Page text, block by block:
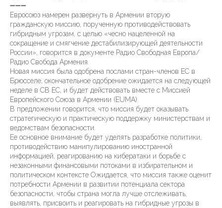
➖➖➖
Евросоюз намерен развернуть в Армении вторую
гражданскую миссию, порученную противодействовать
гибридным угрозам, с целью «чесно нацеленной на
сокращение и смягчение дестабилизирующей деятельности
России», говорится в документе Радио Свободная Европа/
Радио Свобода Армения.
Новая миссия была одобрена послами стран-членов ЕС в
Брюсселе, окончательное одобрение ожидается на следующей
неделе в СВ ЕС, и будет действовать вместе с Миссией
Европейского Союза в Армении (EUMA).
В предложении говорится, что миссия будет оказывать
стратегическую и практическую поддержку министерствам и
ведомствам безопасности.
Ее основное внимание будет уделять разработке политики,
противодействию манипулированию иностранной
информацией, реагированию на кибератаки и борьбе с
незаконными финансовыми потоками в избирательном и
политическом контексте Ожидается, что миссия также оценит
потребности Армении в развитии потенциала сектора
безопасности, чтобы страна могла лучше отслеживать,
выявлять, присвоить и реагировать на гибридные угрозы в